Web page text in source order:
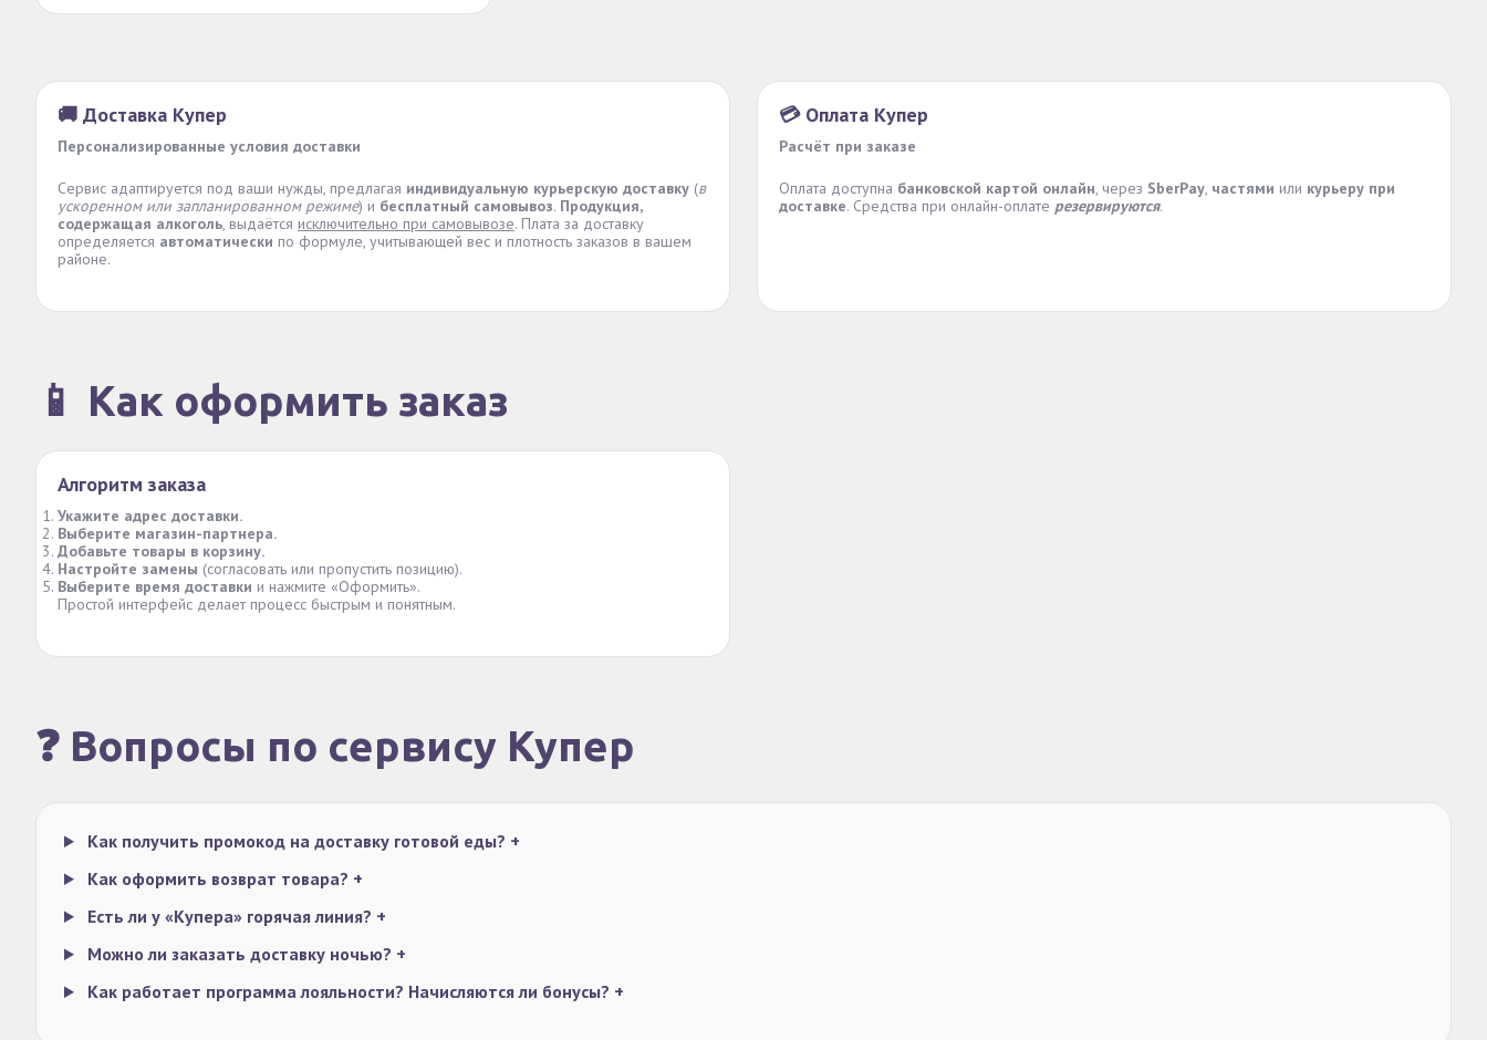
🚚 Доставка Купер
Персонализированные условия доставки
Сервис адаптируется под ваши нужды, предлагая индивидуальную курьерскую доставку (в
ускоренном или запланированном режиме) и бесплатный самовывоз. Продукция,
содержащая алкоголь, выдаётся исключительно при самовывозе. Плата за доставку
определяется автоматически по формуле, учитывающей вес и плотность заказов в вашем
районе.
💳 Оплата Купер
Расчёт при заказе
Оплата доступна банковской картой онлайн, через SberPay, частями или курьеру при
доставке. Средства при онлайн-оплате резервируются.
📱 Как оформить заказ
Алгоритм заказа
Укажите адрес доставки.
Выберите магазин-партнера.
Добавьте товары в корзину.
Настройте замены (согласовать или пропустить позицию).
Выберите время доставки и нажмите «Оформить».
Простой интерфейс делает процесс быстрым и понятным.
❓ Вопросы по сервису Купер
Как получить промокод на доставку готовой еды? +
Как оформить возврат товара? +
Есть ли у «Купера» горячая линия? +
Можно ли заказать доставку ночью? +
Как работает программа лояльности? Начисляются ли бонусы? +